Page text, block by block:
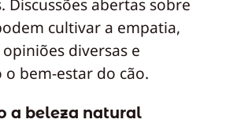
cultivar a empatia,
diversas e
bem-estar do cão.
a beleza natural